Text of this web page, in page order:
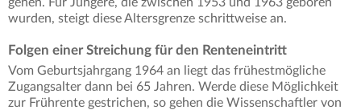
wurden, steigt diese Altersgrenze schrittweise an.
Folgen einer Streichung für den Renteneintritt
Vom Geburtsjahrgang 1964 an liegt das frühestmögliche
Zugangsalter dann bei 65 Jahren. Werde diese Möglichkeit
zur Frührente gestrichen, so gehen die Wissenschaftler von